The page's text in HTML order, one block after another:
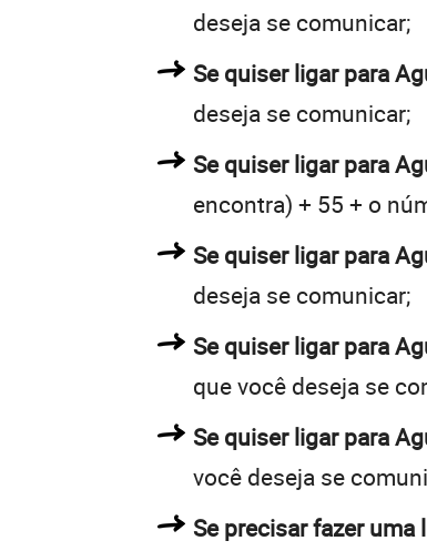
deseja se comunicar;
Se quiser ligar para
deseja se comunicar;
Se quiser ligar para
encontra) + 55 + o
Se quiser ligar para
deseja se comunicar;
Se quiser ligar para
que você deseja se
Se quiser ligar para
você deseja se
Se precisar fazer